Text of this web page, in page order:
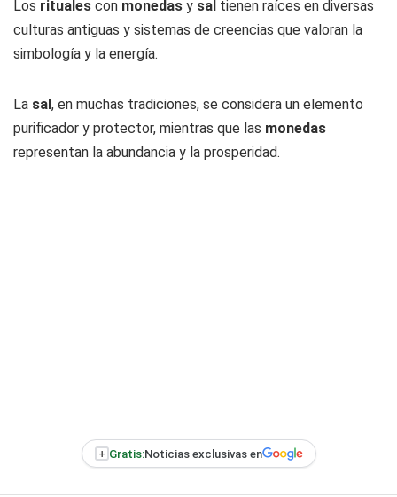
Los rituales con monedas y sal tienen raíces en diversas
culturas antiguas y sistemas de creencias que valoran la
simbología y la energía.
La sal, en muchas tradiciones, se considera un elemento
purificador y protector, mientras que las monedas
representan la abundancia y la prosperidad.
+ Gratis:Noticias exclusivas en